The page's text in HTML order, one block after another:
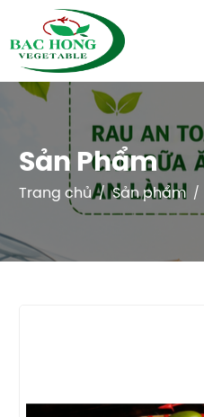
Sản Phẩm
Trang chủ Sản phẩm